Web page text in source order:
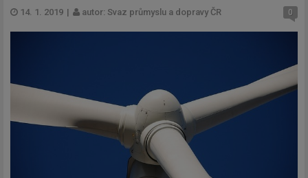
14. 1. 2019 | autor: Svaz průmyslu a dopravy ČR 0